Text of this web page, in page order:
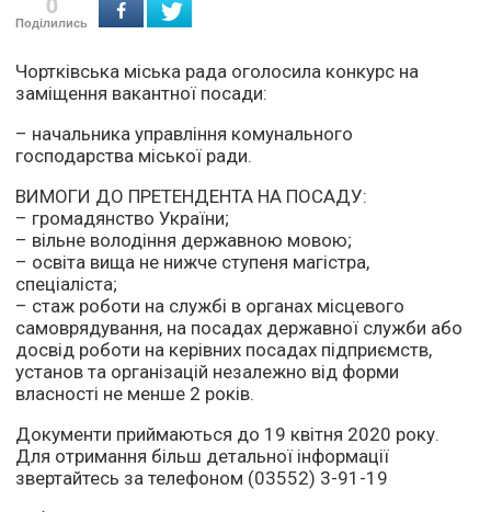
Поділились
Чортківська міська рада оголосила конкурс на
заміщення вакантної посади:
– начальника управління комунального
господарства міської ради.
ВИМОГИ ДО ПРЕТЕНДЕНТА НА ПОСАДУ:
– громадянство України;
– вільне володіння державною мовою;
– освіта вища не нижче ступеня магістра,
спеціаліста;
– стаж роботи на службі в органах місцевого
самоврядування, на посадах державної служби або
досвід роботи на керівних посадах підприємств,
установ та організацій незалежно від форми
власності не менше 2 років.
Документи приймаються до 19 квітня 2020 року.
Для отримання більш детальної інформації
звертайтесь за телефоном (03552) 3-91-19